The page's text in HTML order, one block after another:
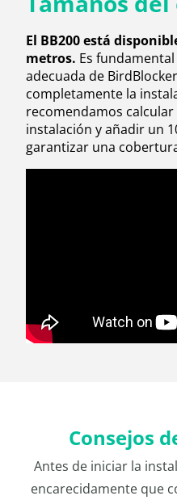
El BB200 está
metros. Es
adecuada de
completamente la
recomendamos
instalación y añadir un
garantizar una
Consejos
Antes de iniciar la
encarecidamente que